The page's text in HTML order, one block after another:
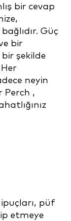
bir cevap
Güç
bir
şekilde
neyin
Perch ,
püf
etmeye